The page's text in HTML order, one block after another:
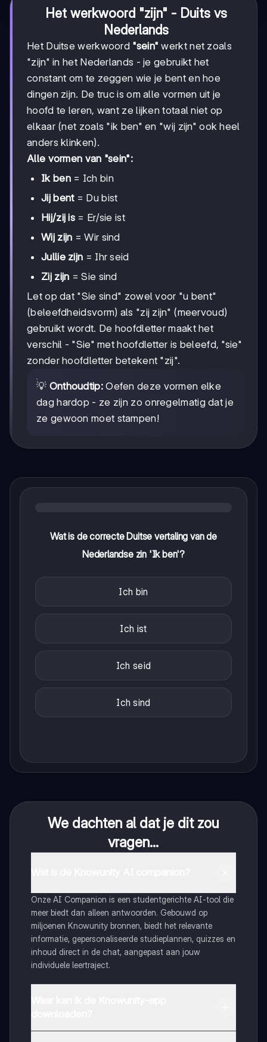
Het werkwoord "zijn" - Duits vs
Nederlands
Het Duitse werkwoord "sein" werkt net zoals
"zijn" in het Nederlands - je gebruikt het
constant om te zeggen wie je bent en hoe
dingen zijn. De truc is om alle vormen uit je
hoofd te leren, want ze lijken totaal niet op
elkaar (net zoals "ik ben" en "wij zijn" ook heel
anders klinken).
Alle vormen van "sein":
Ik ben= Ich bin
Jij bent= Du bist
Hij/zij is = Er/sie ist
Wij zijn = Wir sind
Jullie zijn = Ihr seid
Zij zijn = Sie sind
Let op dat "Sie sind" zowel voor "u bent"
(beleefdheidsvorm) als "zij zijn" (meervoud)
gebruikt wordt. De hoofdletter maakt het
verschil - "Sie" met hoofdletter is beleefd, "sie"
zonder hoofdletter betekent "zij".
💡 Onthoudtip:Oefen deze vormen elke
dag hardop - ze zijn zo onregelmatig dat je
ze gewoon moet stampen!
Wat is de correcte Duitse vertaling van de
Nederlandse zin 'Ik ben'?
Ich bin
Ich ist
Ich seid
Ich sind
We dachten al dat je dit zou
vragen...
Onze AI Companion is een studentgerichte AI-tool die
meer biedt dan alleen antwoorden. Gebouwd op
miljoenen Knowunity bronnen, biedt het relevante
informatie, gepersonaliseerde studieplannen, quizzes en
inhoud direct in de chat, aangepast aan jouw
individuele leertraject.